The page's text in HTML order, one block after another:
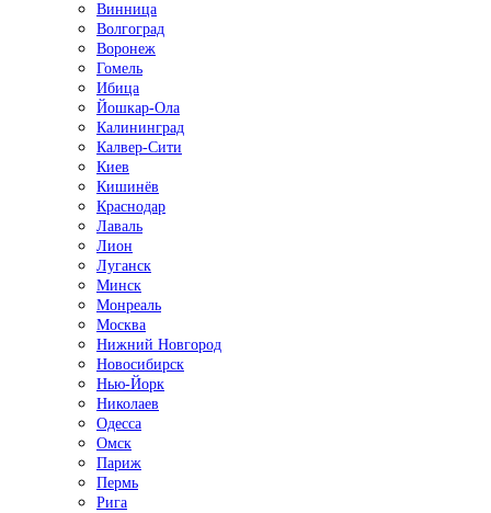
Винница
Волгоград
Воронеж
Гомель
Ибица
Йошкар-Ола
Калининград
Калвер-Сити
Киев
Кишинёв
Краснодар
Лаваль
Лион
Луганск
Минск
Монреаль
Москва
Нижний Новгород
Новосибирск
Нью-Йорк
Николаев
Одесса
Омск
Париж
Пермь
Рига